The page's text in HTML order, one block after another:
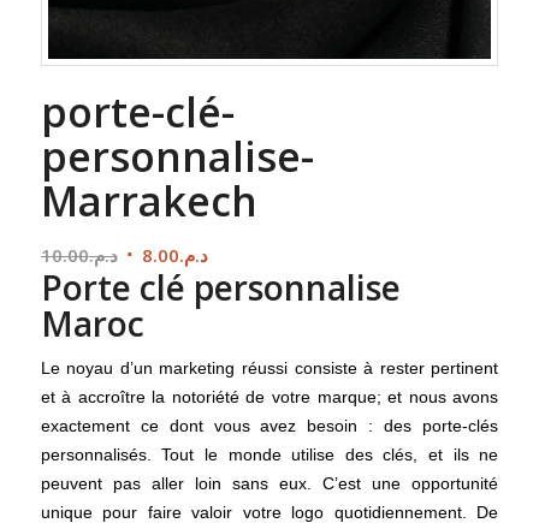
porte-clé-
personnalise-
Marrakech
د.م.10.00
Le
prix
était :
د.م.10.00.
د.م.8.00
Le
prix
د.م.8.00.
Porte clé personnalise
Maroc
Le noyau d’un marketing réussi consiste à rester pertinent
et à accroître la notoriété de votre marque; et nous avons
exactement ce dont vous avez besoin : des porte-clés
personnalisés. Tout le monde utilise des clés, et ils ne
peuvent pas aller loin sans eux. C’est une opportunité
unique pour faire valoir votre logo quotidiennement. De